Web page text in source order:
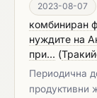
2023-08-07
комбиниран
нуждите на
при... (
Периодична
продуктивни